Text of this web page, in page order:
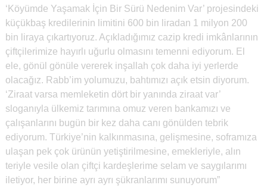
‘Köyümde Yaşamak İçin Bir Sürü Nedenim Var’ projesindeki
küçükbaş kredilerinin limitini 600 bin liradan 1 milyon 200
bin liraya çıkartıyoruz. Açıkladığımız cazip kredi imkânlarının
çiftçilerimize hayırlı uğurlu olmasını temenni ediyorum. El
ele, gönül gönüle vererek inşallah çok daha iyi yerlerde
olacağız. Rabb’im yolumuzu, bahtımızı açık etsin diyorum.
‘Ziraat varsa memleketin dört bir yanında ziraat var’
sloganıyla ülkemiz tarımına omuz veren bankamızı ve
çalışanlarını bugün bir kez daha canı gönülden tebrik
ediyorum. Türkiye’nin kalkınmasına, gelişmesine, soframıza
ulaşan pek çok ürünün yetiştirilmesine, emekleriyle, alın
teriyle vesile olan çiftçi kardeşlerime selam ve saygılarımı
iletiyor, her birine ayrı ayrı şükranlarımı sunuyorum”